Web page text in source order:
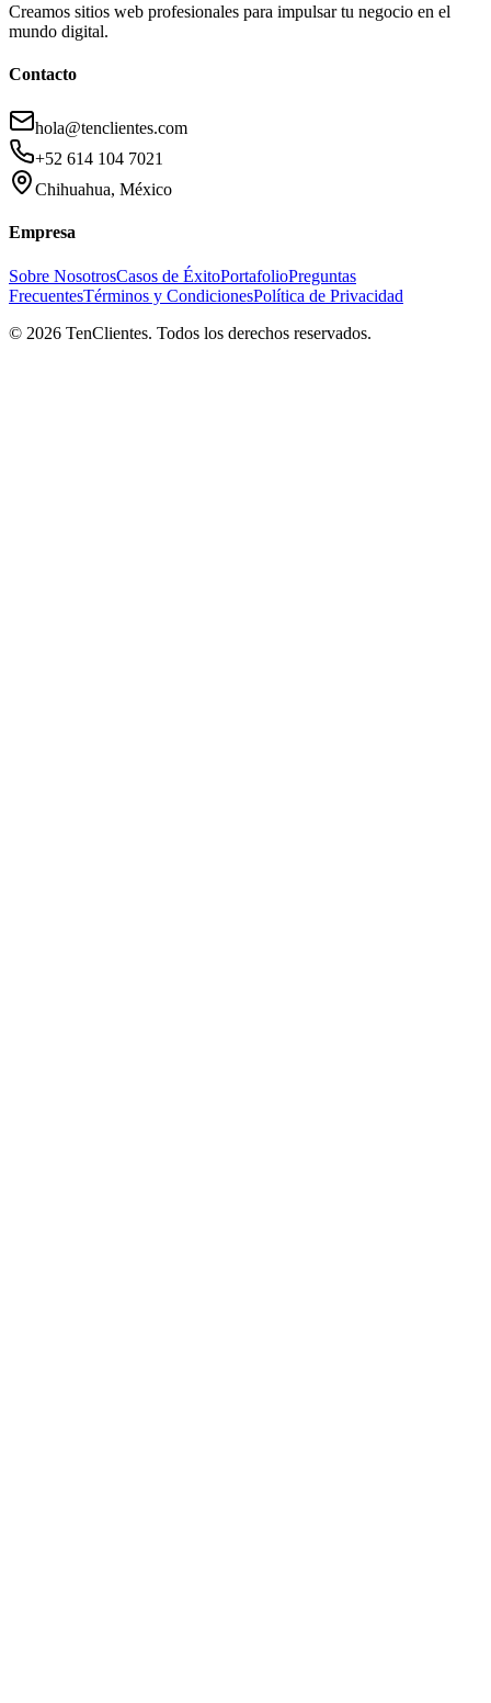
Creamos sitios web profesionales para impulsar tu negocio en el
mundo digital.
Contacto
hola@tenclientes.com
+52 614 104 7021
Chihuahua, México
Empresa
Sobre NosotrosCasos de ÉxitoPortafolioPreguntas
FrecuentesTérminos y CondicionesPolítica de Privacidad
© 2026 TenClientes. Todos los derechos reservados.